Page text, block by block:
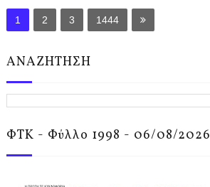
1 2 3 1444
ΑΝΑΖΗΤΗΣΗ
ΦΤΚ - Φύλλο 1998 - 06/08/2026